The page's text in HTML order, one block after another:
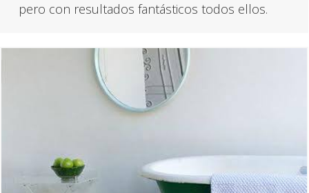
pero con resultados fantásticos todos ellos.